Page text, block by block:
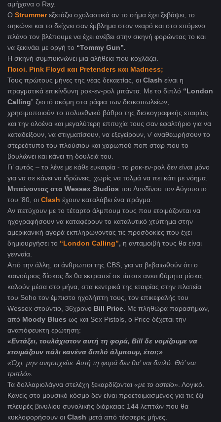
αμήχανα ο Ray.
Ο Strummerεξετάζει σχολαστικά αν το σήμα έχει ξεβάψει, το
σηκώνει και το δείχνει σαν έμβλημα στον νεαρό και στo επόμενο
πλάνο τον βλέπουμε να έχει ανέβει στην σκηνή φορώντας το και
να ξεκινάει με οργή το “Tommy Gun”.
H σκηνή συμπυκνώνει μια αλήθεια που κοχλάζει.
Ποιοi. Pink Floyd και Pretenders και Madness;
Τους πρώτους μήνες της νέας δεκαετίας, οι Clash είναι η
πραγματικά επικίνδυνη ροκ-εν-ρολ μπάντα. Με το διπλό “London
Calling” ζεστό ακόμη στα ράφια των δισκοπωλείων,
χρησιμοποιούν το πολυεθνικό βάθρο της δισκογραφικής εταιρίας
και την ολοένα και μεγαλύτερη επιτυχία τους σαν εφαλτήριο για να
καταδείξουν, να στιγματίσουν, να εξεγείρουν, ν’ αναθεωρήσουν το
στερεότυπο του πλούσιου και χαρωπού ποπ σταρ που το
βουλώνει και κάνει τη δουλειά του.
Γι’ αυτός – το λένε με κάθε ευκαιρία - το ροκ-εν-ρολ δεν είναι μόνο
για να σε κάνει να ιδρώνεις, χωρίς να τολμά να πει κάτι με νόημα.
Μπαίνοντας στα Wessex Studios του Λονδίνου τον Αύγουστο
του ’80, οι Clash έχουν καταλάβει ένα πράγμα.
Αν πετύχουν με το τέταρτο άλμπουμ τους που ετοιμάζονται να
ηχογραφήσουν να καταφέρουν το καταλυτικό χτύπημα στην
αμερικανική αγορά εκπληρώνοντας τις προσδοκίες που έχει
δημιουργήσει το “London Calling”, η ανταμοιβή τους θα είναι
γενναία.
Από την άλλη, οι άνθρωποι της CBS, για να βεβαιωθούν ότι ο
καινούριος δίσκος δε θα εκτραπεί σε τίποτε ανεπιθύμητα ρίσκα,
καλούν μέσα στο μήνα, στα κεντρικά της εταιρίας στην πλατεία
του Soho τον έμπιστο ηχολήπτη τους, τον επικεφαλής του
Wessex στούντιο, 36χρονο Bill Price. Με πληθώρα παρασήμων,
από Moody Blues ως και Sex Pistols, ο Price δέχεται την
αναπόφευκτη ερώτηση:
«Εντάξει, τουλάχιστον αυτή τη φορά, Bill δε νομίζουμε να
ετοιμάζουν πάλι κανένα διπλό άλμπουμ, έτσι;»
«Όχι, μην ανησυχείτε. Αυτή τη φορά δεν θα’ ναι διπλό. Θά’ ναι
τριπλό».
Τα δολλαριολάγνα στελέχη ξεκαρδίζονται «με το αστείο». Λογικό.
Κανείς στο μουσικό κόσμο δεν είναι προετοιμασμένος για τις έξι
πλευρές βινυλίου συνολικής διάρκειας 144 λεπτών που θα
κυκλοφορήσουν οι Clash μετά από τέσσερις μήνες.